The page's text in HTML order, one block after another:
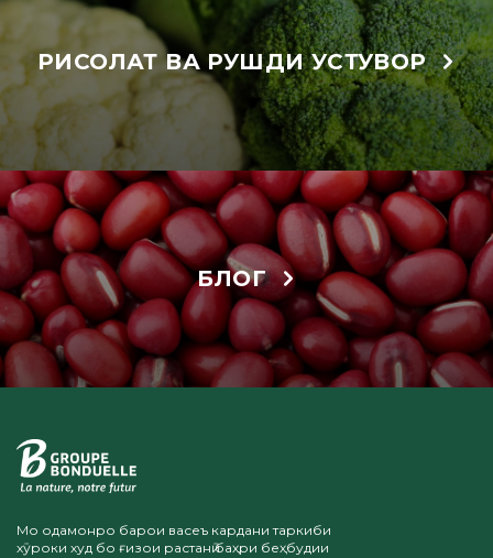
РИСОЛАТ ВА РУШДИ УСТУВОР
БЛОГ
Мо одамонро барои васеъ кардани таркиби
хӯроки худ бо ғизои растанӣ баҳри беҳбудии